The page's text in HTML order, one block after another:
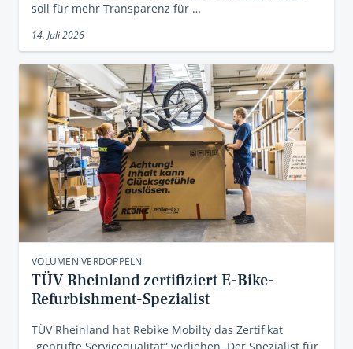
soll für mehr Transparenz für …
14. Juli 2026
VOLUMEN VERDOPPELN
TÜV Rheinland zertifiziert E-Bike-
Refurbishment-Spezialist
TÜV Rheinland hat Rebike Mobilty das Zertifikat